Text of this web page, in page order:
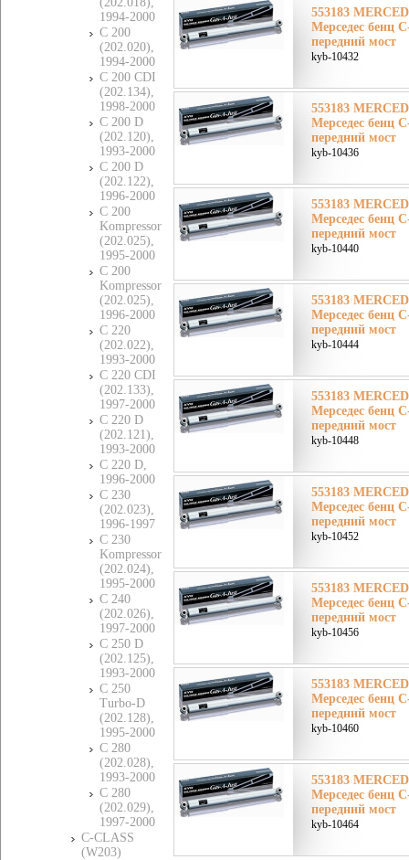
1994-2000
C 200
(202.020),
1994-2000
C 200 CDI
(202.134),
1998-2000
C 200 D
(202.120),
1993-2000
C 200 D
(202.122),
1996-2000
C 200
Kompressor
(202.025),
1995-2000
C 200
Kompressor
(202.025),
1996-2000
C 220
(202.022),
1993-2000
C 220 CDI
(202.133),
1997-2000
C 220 D
(202.121),
1993-2000
C 220 D,
1996-2000
C 230
(202.023),
1996-1997
C 230
Kompressor
(202.024),
1995-2000
C 240
(202.026),
1997-2000
C 250 D
(202.125),
1993-2000
C 250
Turbo-D
(202.128),
1995-2000
C 280
(202.028),
1993-2000
C 280
(202.029),
1997-2000
C-CLASS
(W203)
553183
Мерседес бенц
передний мост
kyb-10432
553183
Мерседес бенц
передний мост
kyb-10436
553183
Мерседес бенц
передний мост
kyb-10440
553183
Мерседес бенц
передний мост
kyb-10444
553183
Мерседес бенц
передний мост
kyb-10448
553183
Мерседес бенц
передний мост
kyb-10452
553183
Мерседес бенц
передний мост
kyb-10456
553183
Мерседес бенц
передний мост
kyb-10460
553183
Мерседес бенц
передний мост
kyb-10464